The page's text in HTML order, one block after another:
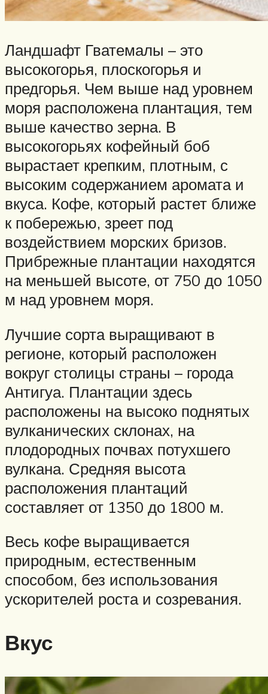
Ландшафт Гватемалы – это
высокогорья, плоскогорья и
предгорья. Чем выше над уровнем
моря расположена плантация, тем
выше качество зерна. В
высокогорьях кофейный боб
вырастает крепким, плотным, с
высоким содержанием аромата и
вкуса. Кофе, который растет ближе
к побережью, зреет под
воздействием морских бризов.
Прибрежные плантации находятся
на меньшей высоте, от 750 до 1050
м над уровнем моря.
Лучшие сорта выращивают в
регионе, который расположен
вокруг столицы страны – города
Антигуа. Плантации здесь
расположены на высоко поднятых
вулканических склонах, на
плодородных почвах потухшего
вулкана. Средняя высота
расположения плантаций
составляет от 1350 до 1800 м.
Весь кофе выращивается
природным, естественным
способом, без использования
ускорителей роста и созревания.
Вкус